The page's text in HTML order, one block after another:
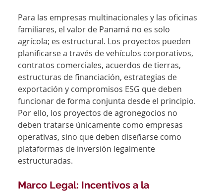
Para las empresas multinacionales y las oficinas
familiares, el valor de Panamá no es solo
agrícola; es estructural. Los proyectos pueden
planificarse a través de vehículos corporativos,
contratos comerciales, acuerdos de tierras,
estructuras de financiación, estrategias de
exportación y compromisos ESG que deben
funcionar de forma conjunta desde el principio.
Por ello, los proyectos de agronegocios no
deben tratarse únicamente como empresas
operativas, sino que deben diseñarse como
plataformas de inversión legalmente
estructuradas.
Marco Legal: Incentivos a la